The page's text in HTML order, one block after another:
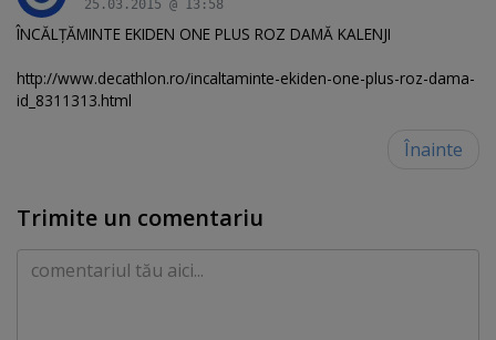
25.03.2015 @ 13:58
ÎNCĂLŢĂMINTE EKIDEN ONE PLUS ROZ DAMĂ KALENJI
http://www.decathlon.ro/incaltaminte-ekiden-one-plus-roz-dama-
id_8311313.html
Înainte
Trimite un comentariu
Comentariu